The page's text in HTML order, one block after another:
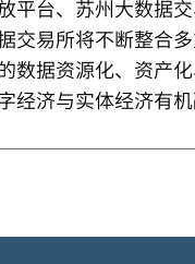
平台、苏州大数据
交易所将不断整合
数据资源化、资产
经济与实体经济有机